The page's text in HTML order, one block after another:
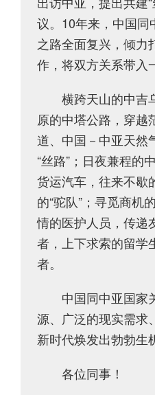
议。10年来，中国同
之路全面复兴，倾力
作，将双方关系带入
横跨天山的中吉
原的中塔公路，穿越
道、中国－中亚天然
“丝路”；日夜兼程的
货运汽车，往来不歇
的“驼队”；寻觅商机
情的医护人员，传递
者，上下求索的留学
者。
中国同中亚国家
源、广泛的现实需求
新时代焕发出勃勃生
各位同事！